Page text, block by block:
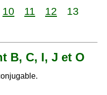
10 11 12
13
B, C, I, J et O